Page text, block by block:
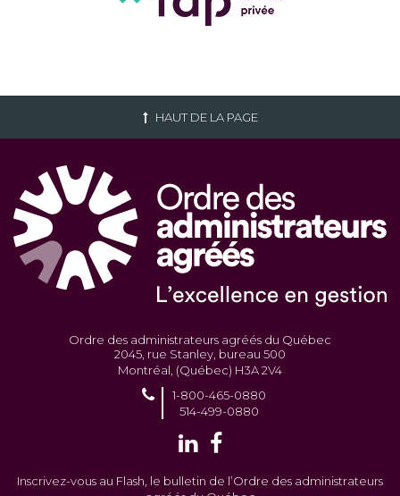
HAUT DE LA PAGE
Ordre des administrateurs agréés du Québec
2045, rue Stanley, bureau 500
Montréal, (Québec) H3A 2V4
1-800-465-0880
514-499-0880
Inscrivez-vous au Flash, le bulletin de l’Ordre des administrateurs